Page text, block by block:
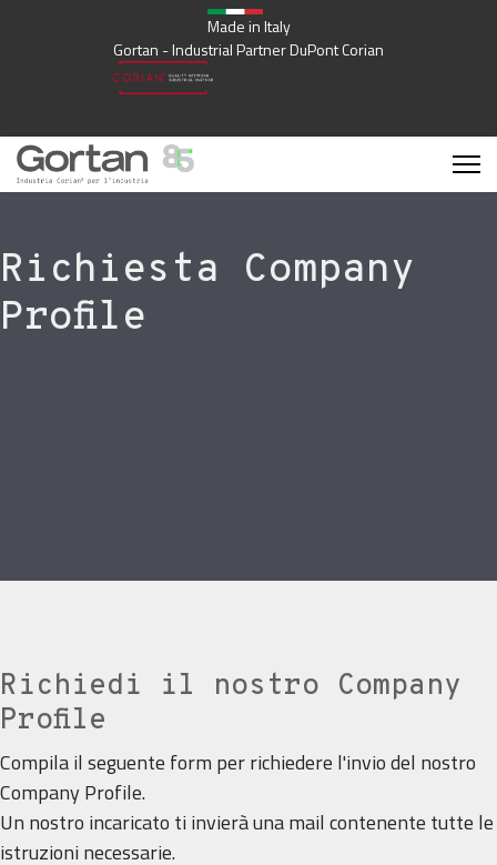
Made in Italy
Gortan - Industrial Partner DuPont Corian
Richiesta Company
Profile
Richiedi il nostro Company
Profile
Compila il seguente form per richiedere l'invio del nostro
Company Profile.
Un nostro incaricato ti invierà una mail contenente tutte le
istruzioni necessarie.